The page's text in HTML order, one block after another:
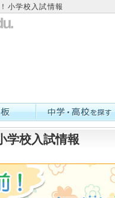
小学校入試情報
学校入試情報